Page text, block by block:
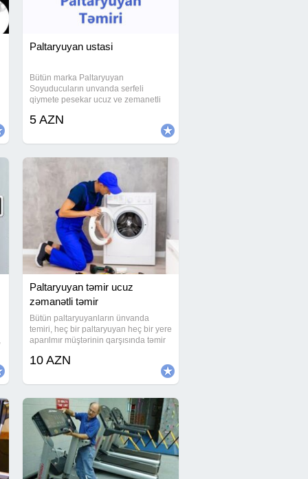
Paltaryuyan ustasi
Bütün marka Paltaryuyan
Soyuducuların unvanda serfeli
qiymete pesekar ucuz ve zemanetli
gördüyümüz işə zəmanət veririk
paltaryuyan
5 AZN
Paltaryuyan təmir ucuz
zəmanətli təmir
Bütün paltaryuyanların ünvanda
temiri, heç bir paltaryuyan heç bir yere
aparılmır müştərinin qarşısında təmir
zəmanət verilir. Peşəkar və zəmanətli
10 AZN